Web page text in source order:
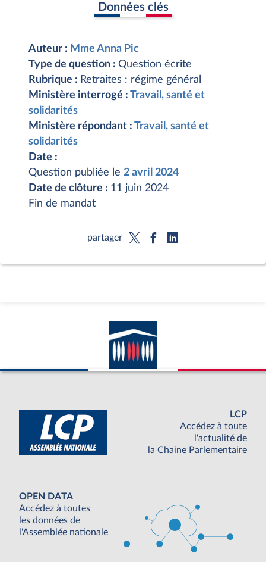
Données clés
Auteur : Mme Anna Pic
Type de question : Question écrite
Rubrique : Retraites : régime général
Ministère interrogé : Travail, santé et
solidarités
Ministère répondant : Travail, santé et
solidarités
Date :
Question publiée le 2 avril 2024
Date de clôture : 11 juin 2024
Fin de mandat
partager
LCP
Accédez à toute
l'actualité de
la Chaine Parlementaire
OPEN DATA
Accédez à toutes
les données de
l'Assemblée nationale